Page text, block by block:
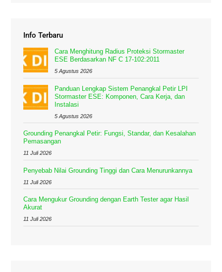
Info Terbaru
Cara Menghitung Radius Proteksi Stormaster
ESE Berdasarkan NF C 17-102:2011
5 Agustus 2026
Panduan Lengkap Sistem Penangkal Petir LPI
Stormaster ESE: Komponen, Cara Kerja, dan
Instalasi
5 Agustus 2026
Grounding Penangkal Petir: Fungsi, Standar, dan Kesalahan
Pemasangan
11 Juli 2026
Penyebab Nilai Grounding Tinggi dan Cara Menurunkannya
11 Juli 2026
Cara Mengukur Grounding dengan Earth Tester agar Hasil
Akurat
11 Juli 2026